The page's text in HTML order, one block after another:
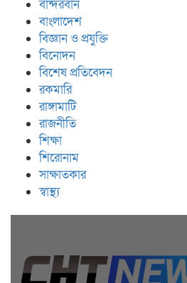
বান্দরবান
বাংলাদেশ
বিজ্ঞান ও প্রযুক্তি
বিনোদন
বিশেষ প্রতিবেদন
রকমারি
রাঙ্গামাটি
রাজনীতি
শিক্ষা
শিরোনাম
সাক্ষাতকার
স্বাস্থ্য